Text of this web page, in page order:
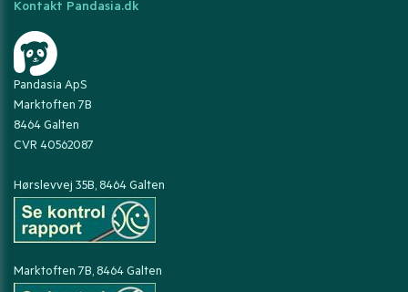
Kontakt Pandasia.dk
Pandasia ApS
Marktoften 7B
8464 Galten
CVR 40562087
Hørslevvej 35B, 8464 Galten
Marktoften 7B, 8464 Galten